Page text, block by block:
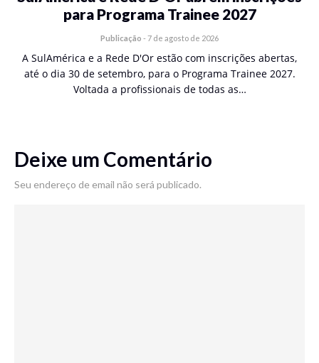
para Programa Trainee 2027
Publicação - 7 de agosto de 2026
A SulAmérica e a Rede D'Or estão com inscrições abertas,
até o dia 30 de setembro, para o Programa Trainee 2027.
Voltada a profissionais de todas as…
Deixe um Comentário
Seu endereço de email não será publicado.